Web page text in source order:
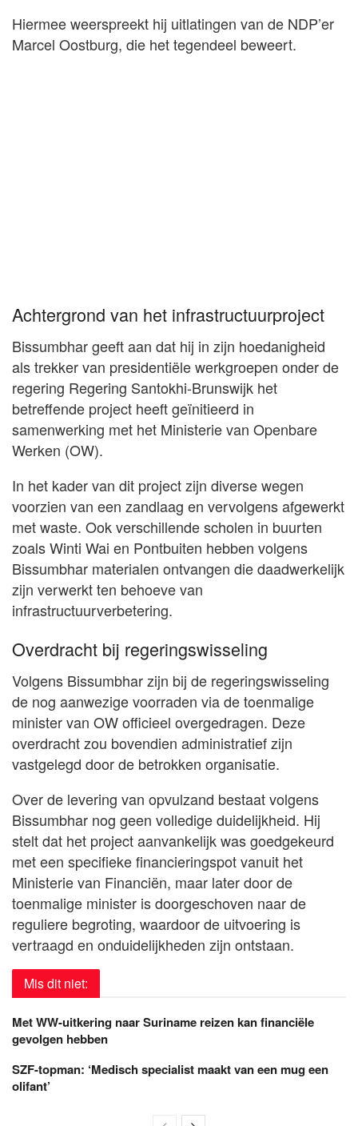
Hiermee weerspreekt hij uitlatingen van de NDP’er
Marcel Oostburg, die het tegendeel beweert.
Achtergrond van het infrastructuurproject
Bissumbhar geeft aan dat hij in zijn hoedanigheid
als trekker van presidentiële werkgroepen onder de
regering Regering Santokhi-Brunswijk het
betreffende project heeft geïnitieerd in
samenwerking met het Ministerie van Openbare
Werken (OW).
In het kader van dit project zijn diverse wegen
voorzien van een zandlaag en vervolgens afgewerkt
met waste. Ook verschillende scholen in buurten
zoals Winti Wai en Pontbuiten hebben volgens
Bissumbhar materialen ontvangen die daadwerkelijk
zijn verwerkt ten behoeve van
infrastructuurverbetering.
Overdracht bij regeringswisseling
Volgens Bissumbhar zijn bij de regeringswisseling
de nog aanwezige voorraden via de toenmalige
minister van OW officieel overgedragen. Deze
overdracht zou bovendien administratief zijn
vastgelegd door de betrokken organisatie.
Over de levering van opvulzand bestaat volgens
Bissumbhar nog geen volledige duidelijkheid. Hij
stelt dat het project aanvankelijk was goedgekeurd
met een specifieke financieringspot vanuit het
Ministerie van Financiën, maar later door de
toenmalige minister is doorgeschoven naar de
reguliere begroting, waardoor de uitvoering is
vertraagd en onduidelijkheden zijn ontstaan.
Mis dit niet:
Met WW-uitkering naar Suriname reizen kan financiële
gevolgen hebben
SZF-topman: ‘Medisch specialist maakt van een mug een
olifant’